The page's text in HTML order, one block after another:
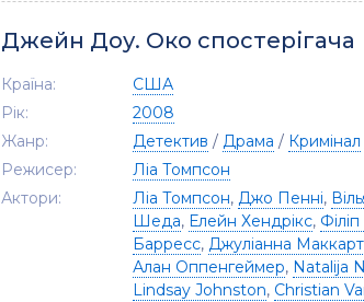
Джейн Доу. Око спостерігача
Країна:
США
Рік:
2008
Жанр:
Детектив / Драма / Кримінал
Режисер:
Ліа Томпсон
Актори:
Ліа Томпсон, Джо Пенні,
Шеда, Елейн Хендрікс,
Барресс, Джуліанна
Алан Оппенгеймер, Natalija
Lindsay Johnston, Christian